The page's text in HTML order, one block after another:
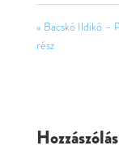
« Bacskó Ildikó –
rész